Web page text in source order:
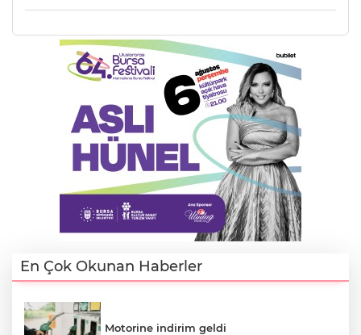
En Çok Okunan Haberler
Motorine indirim geldi